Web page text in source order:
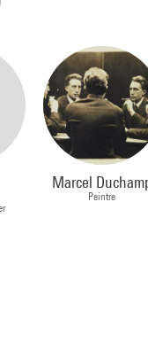
Marcel
Peintre